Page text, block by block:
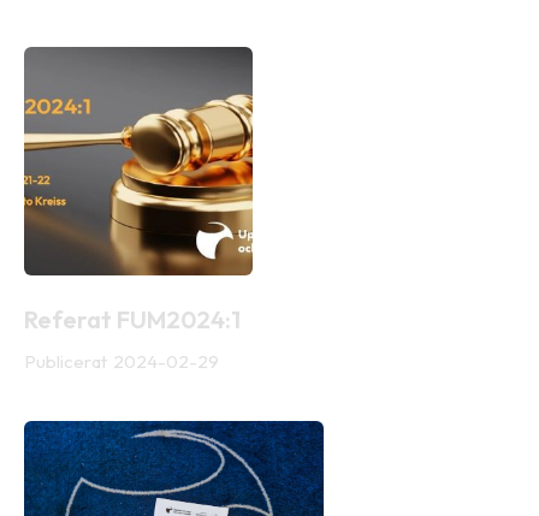
Referat FUM2024:1
Publicerat 2024-02-29